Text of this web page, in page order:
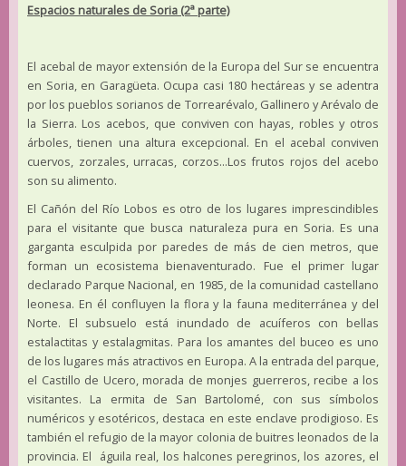
Espacios naturales de Soria (2ª parte)
El acebal de mayor extensión de la Europa del Sur se encuentra
en Soria, en Garagüeta. Ocupa casi 180 hectáreas y se adentra
por los pueblos sorianos de Torrearévalo, Gallinero y Arévalo de
la Sierra. Los acebos, que conviven con hayas, robles y otros
árboles, tienen una altura excepcional. En el acebal conviven
cuervos, zorzales, urracas, corzos...Los frutos rojos del acebo
son su alimento.
El Cañón del Río Lobos es otro de los lugares imprescindibles
para el visitante que busca naturaleza pura en Soria. Es una
garganta esculpida por paredes de más de cien metros, que
forman un ecosistema bienaventurado. Fue el primer lugar
declarado Parque Nacional, en 1985, de la comunidad castellano
leonesa. En él confluyen la flora y la fauna mediterránea y del
Norte. El subsuelo está inundado de acuíferos con bellas
estalactitas y estalagmitas. Para los amantes del buceo es uno
de los lugares más atractivos en Europa. A la entrada del parque,
el Castillo de Ucero, morada de monjes guerreros, recibe a los
visitantes. La ermita de San Bartolomé, con sus símbolos
numéricos y esotéricos, destaca en este enclave prodigioso. Es
también el refugio de la mayor colonia de buitres leonados de la
provincia. El águila real, los halcones peregrinos, los azores, el